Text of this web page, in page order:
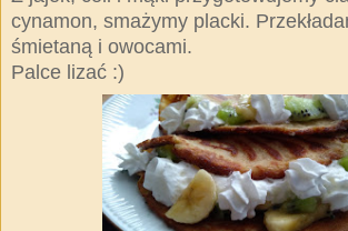
cynamon, smażymy placki.
śmietaną i owocami.
Palce lizać :)